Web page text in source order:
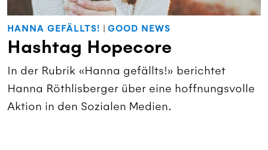
HANNA GEFÄLLTS! GOOD NEWS
Hashtag Hopecore
In der Rubrik «Hanna gefällts!» berichtet
Hanna Röthlisberger über eine hoffnungsvolle
Aktion in den Sozialen Medien.